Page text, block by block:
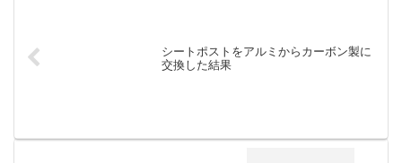
シートポストをアルミからカーボン製に
交換した結果